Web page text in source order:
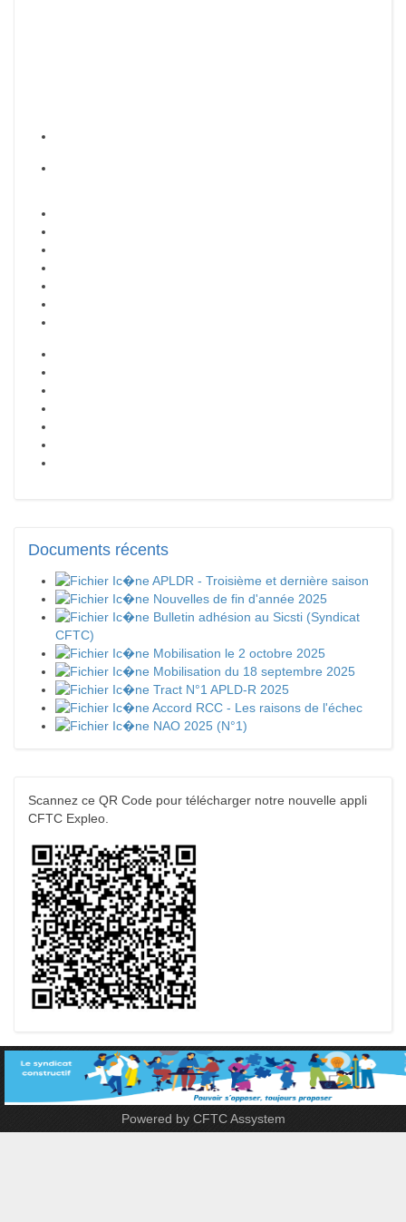
Documents récents
APLDR - Troisième et dernière saison
Nouvelles de fin d'année 2025
Bulletin adhésion au Sicsti (Syndicat
CFTC)
Mobilisation le 2 octobre 2025
Mobilisation du 18 septembre 2025
Tract N°1 APLD-R 2025
Accord RCC - Les raisons de l'échec
NAO 2025 (N°1)
Scannez ce QR Code pour télécharger notre nouvelle appli
CFTC Expleo.
Powered by CFTC Assystem